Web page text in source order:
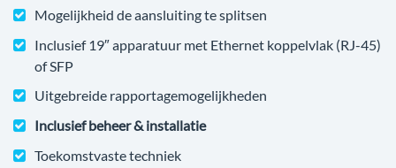
Mogelijkheid de aansluiting te splitsen
Inclusief 19″ apparatuur met Ethernet koppelvlak (RJ-45)
of SFP
Uitgebreide rapportagemogelijkheden
Inclusief beheer & installatie
Toekomstvaste techniek